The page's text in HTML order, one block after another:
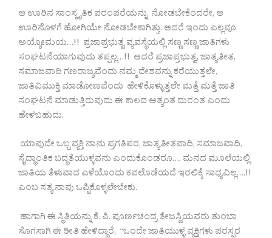
ಆ ಊರಿನ ಸಾಂಸ್ಕೃತಿಕ ಪರಂಪರೆಯನ್ನು ನೋಡಬೇಕೆಂದರೇ, ಆ
ಊರಿನೊಳಗೆ ಹೋಗಿಯೇ ನೋಡಬೇಕಾಗಿತ್ತು. ಆದರೆ ಇಂದು ಎಲ್ಲವೂ
ಅಯ್ಯೋಮಯ…!! ಪ್ರಜಾಪ್ರಭುತ್ವ ವ್ಯವಸ್ಥೆಯಲ್ಲಿ ಸಣ್ಣ ಸಣ್ಣ ಜಾತಿಗಳು
ಸಂಘಟನೆಯಾಗುವುದು ತಪ್ಪಲ್ಲ…!! ಆದರೆ ಪ್ರಜಾಪ್ರಭುತ್ವ, ಜಾತ್ಯತೀತ,
ಸಮಾಜವಾದಿ ಗಣರಾಜ್ಯವೆಂದು ನಮ್ಮ ದೇಶವನ್ನು ಕರೆಯುತ್ತಲೇ,
ಜಾತಿವಿಮುಕ್ತಿ ಮಾಡೋಣವೆಂದು ಹೇಳಿಕೊಳ್ಳುತ್ತಲೇ ಮತ್ತೆ ಮತ್ತೆ ಜಾತಿ
ಸಂಘಟನೆ ಮಾಡುತ್ತಿರುವುದು ಈ ಕಾಲದ ಅತ್ಯಂತ ದುರಂತ ಎಂದು
ಹೇಳಬಹುದು.
ಯಾವುದೇ ಒಬ್ಬ ವ್ಯಕ್ತಿ ನಾನು ಪ್ರಗತಿಪರ, ಜಾತ್ಯತೀತವಾದಿ, ಸಮಾಜವಾದಿ,
ಸೈದ್ಧಾಂತಿಕ ಬದ್ಧತೆಯುಳ್ಳವನು ಎಂದುಕೊಂಡರೂ…. ಮನದ ಮೂಲೆಯಲ್ಲಿ
ಜಾತಿಯ ತೆಳುವಾದ ಎಳೆಯೊಂದು ಕವಲೊಡೆಯದೆ ಇರಲಿಕ್ಕೆ ಸಾಧ್ಯವಿಲ್ಲ….!!
ಎಂಬ ಸತ್ಯ ನಾವು ಒಪ್ಪಿಕೊಳ್ಳಲೇಬೇಕು.
ಹಾಗಾಗಿ ಈ ಸ್ಥಿತಿಯನ್ನು ಕೆ. ಪಿ. ಪೂರ್ಣಚಂದ್ರ ತೇಜಸ್ವಿಯವರು ತುಂಬಾ
ಸೊಗಸಾಗಿ ಈ ರೀತಿ ಹೇಳಿದ್ದಾರೆ, “ಒಂದೇ ಜಾತಿಯುಳ್ಳ ವ್ಯಕ್ತಿಗಳು ಪರಸ್ಪರ